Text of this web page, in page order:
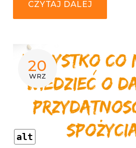
CZYTAJ DALEJ
20
WRZ
alt